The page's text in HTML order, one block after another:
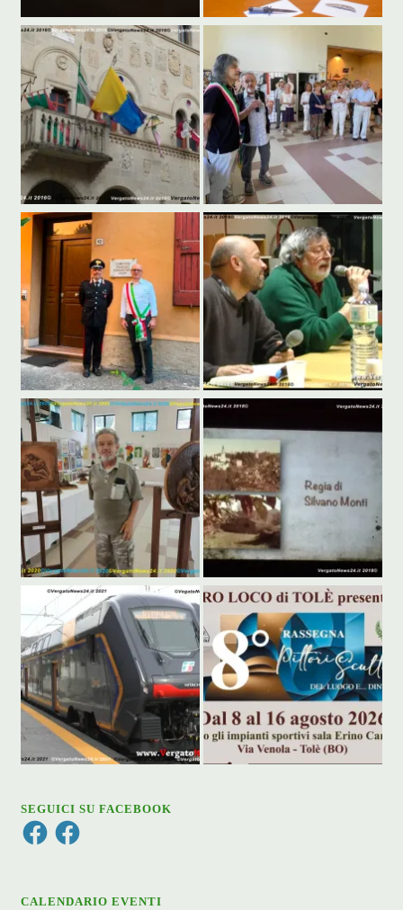
SEGUICI SU FACEBOOK
FacebookFacebook
CALENDARIO EVENTI